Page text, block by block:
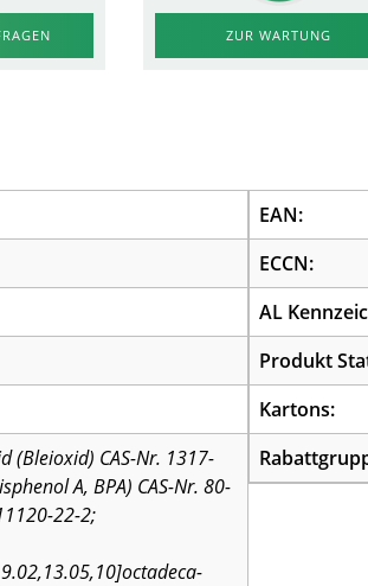
ZUR WARTUNG
(Bleioxid) CAS-Nr. 1317-
A, BPA) CAS-Nr. 80-
22-2;
EAN:
ECCN:
AL
Produkt
Kartons: